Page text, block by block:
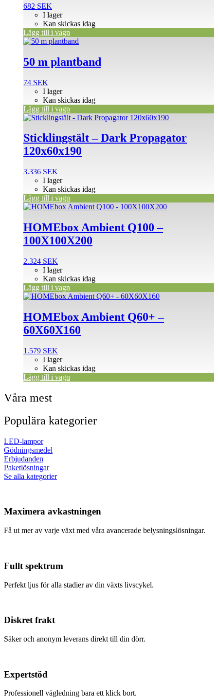
682 SEK
I lager
Kan skickas idag
Lägg till i vagn
50 m plantband
74 SEK
I lager
Kan skickas idag
Lägg till i vagn
Sticklingstält – Dark Propagator
120x60x190
3.336 SEK
I lager
Kan skickas idag
Lägg till i vagn
HOMEbox Ambient Q100 –
100X100X200
2.324 SEK
I lager
Kan skickas idag
Lägg till i vagn
HOMEbox Ambient Q60+ –
60X60X160
1.579 SEK
I lager
Kan skickas idag
Lägg till i vagn
Våra mest
Populära kategorier
LED-lampor
Gödningsmedel
Erbjudanden
Paketlösningar
Se alla kategorier
Maximera avkastningen
Få ut mer av varje växt med våra avancerade belysningslösningar.
Fullt spektrum
Perfekt ljus för alla stadier av din växts livscykel.
Diskret frakt
Säker och anonym leverans direkt till din dörr.
Expertstöd
Professionell vägledning bara ett klick bort.